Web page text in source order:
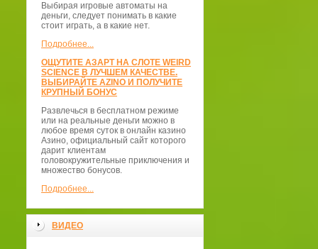
Выбирая игровые автоматы на
деньги, следует понимать в какие
стоит играть, а в какие нет.
Подробнее...
ОЩУТИТЕ АЗАРТ НА СЛОТЕ WEIRD
SCIENCE В ЛУЧШЕМ КАЧЕСТВЕ.
ВЫБИРАЙТЕ AZINO И ПОЛУЧИТЕ
КРУПНЫЙ БОНУС
Развлечься в бесплатном режиме
или на реальные деньги можно в
любое время суток в онлайн казино
Азино, официальный сайт которого
дарит клиентам
головокружительные приключения и
множество бонусов.
Подробнее...
ВИДЕО